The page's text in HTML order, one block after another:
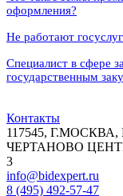
оформления?
Не работают
Специалист в сфере
государственным
Контакты
117545,
ЧЕРТАНОВО
3
info@bidexpert.ru
8 (495) 492-57-47